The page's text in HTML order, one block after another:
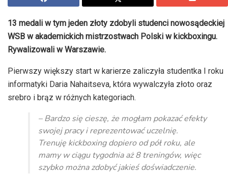
13 medali w tym jeden złoty zdobyli studenci nowosądeckiej
WSB w akademickich mistrzostwach Polski w kickboxingu.
Rywalizowali w Warszawie.
Pierwszy większy start w karierze zaliczyła studentka I roku
informatyki Daria Nahaitseva, która wywalczyła złoto oraz
srebro i brąz w różnych kategoriach.
– Bardzo się cieszę, że mogłam pokazać efekty
swojej pracy i reprezentować uczelnię.
Trenuję kickboxing dopiero od pół roku, ale
mamy w ciągu tygodnia aż 8 treningów, więc
szybko można zdobyć jakieś doświadczenie.